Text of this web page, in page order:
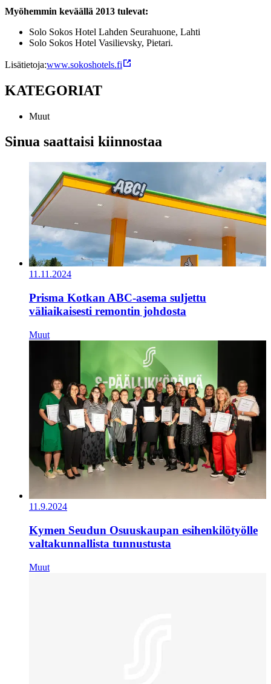
Myöhemmin keväällä 2013 tulevat:
Solo Sokos Hotel Lahden Seurahuone, Lahti
Solo Sokos Hotel Vasilievsky, Pietari.
Lisätietoja:www.sokoshotels.fi
KATEGORIAT
Muut
Sinua saattaisi kiinnostaa
11.11.2024
Prisma Kotkan ABC-asema suljettu
väliaikaisesti remontin johdosta
Muut
11.9.2024
Kymen Seudun Osuuskaupan esihenkilötyölle
valtakunnallista tunnustusta
Muut